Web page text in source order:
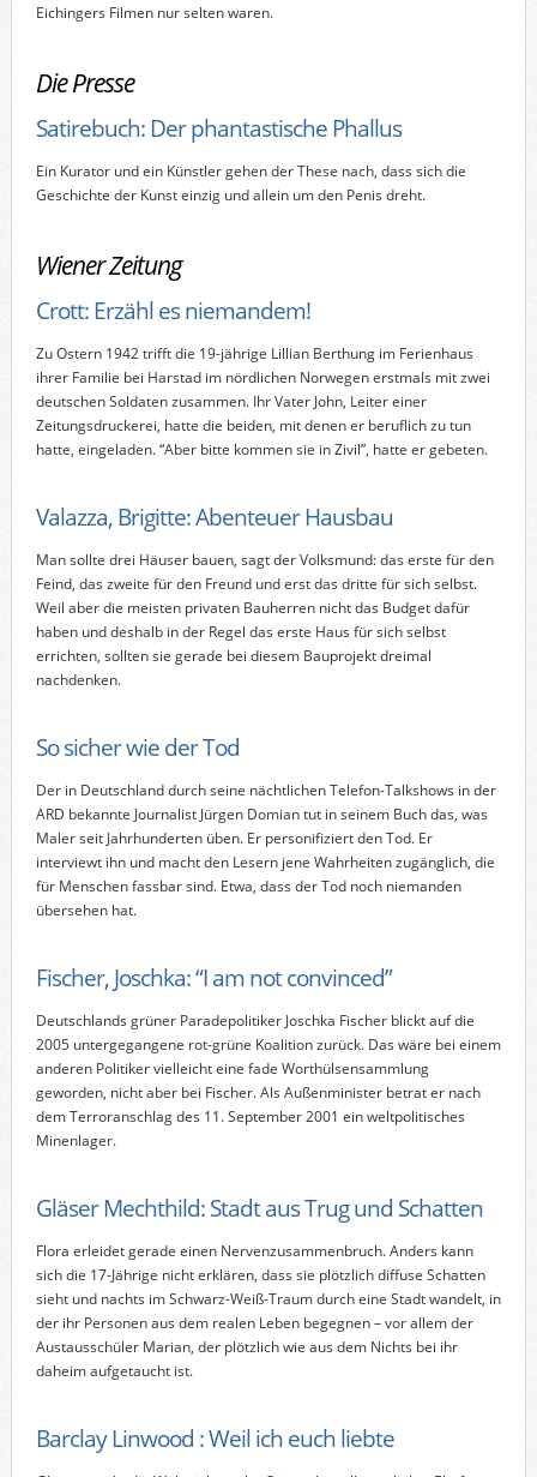
Eichingers Filmen nur selten waren.
Die Presse
Satirebuch: Der phantastische Phallus
Ein Kurator und ein Künstler gehen der These nach, dass sich die
Geschichte der Kunst einzig und allein um den Penis dreht.
Wiener Zeitung
Crott: Erzähl es niemandem!
Zu Ostern 1942 trifft die 19-jährige Lillian Berthung im Ferienhaus
ihrer Familie bei Harstad im nördlichen Norwegen erstmals mit zwei
deutschen Soldaten zusammen. Ihr Vater John, Leiter einer
Zeitungsdruckerei, hatte die beiden, mit denen er beruflich zu tun
hatte, eingeladen. “Aber bitte kommen sie in Zivil”, hatte er gebeten.
Valazza, Brigitte: Abenteuer Hausbau
Man sollte drei Häuser bauen, sagt der Volksmund: das erste für den
Feind, das zweite für den Freund und erst das dritte für sich selbst.
Weil aber die meisten privaten Bauherren nicht das Budget dafür
haben und deshalb in der Regel das erste Haus für sich selbst
errichten, sollten sie gerade bei diesem Bauprojekt dreimal
nachdenken.
So sicher wie der Tod
Der in Deutschland durch seine nächtlichen Telefon-Talkshows in der
ARD bekannte Journalist Jürgen Domian tut in seinem Buch das, was
Maler seit Jahrhunderten üben. Er personifiziert den Tod. Er
interviewt ihn und macht den Lesern jene Wahrheiten zugänglich, die
für Menschen fassbar sind. Etwa, dass der Tod noch niemanden
übersehen hat.
Fischer, Joschka: “I am not convinced”
Deutschlands grüner Paradepolitiker Joschka Fischer blickt auf die
2005 untergegangene rot-grüne Koalition zurück. Das wäre bei einem
anderen Politiker vielleicht eine fade Worthülsensammlung
geworden, nicht aber bei Fischer. Als Außenminister betrat er nach
dem Terroranschlag des 11. September 2001 ein weltpolitisches
Minenlager.
Gläser Mechthild: Stadt aus Trug und Schatten
Flora erleidet gerade einen Nervenzusammenbruch. Anders kann
sich die 17-Jährige nicht erklären, dass sie plötzlich diffuse Schatten
sieht und nachts im Schwarz-Weiß-Traum durch eine Stadt wandelt, in
der ihr Personen aus dem realen Leben begegnen – vor allem der
Austausschüler Marian, der plötzlich wie aus dem Nichts bei ihr
daheim aufgetaucht ist.
Barclay Linwood : Weil ich euch liebte